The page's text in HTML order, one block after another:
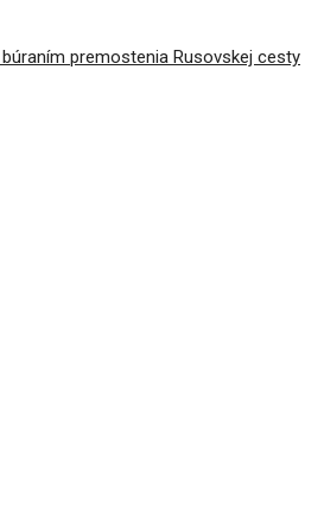
premostenia Rusovskej cesty